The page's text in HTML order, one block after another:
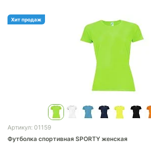
Хит продаж
Артикул: 01159
Футболка спортивная SPORTY женская